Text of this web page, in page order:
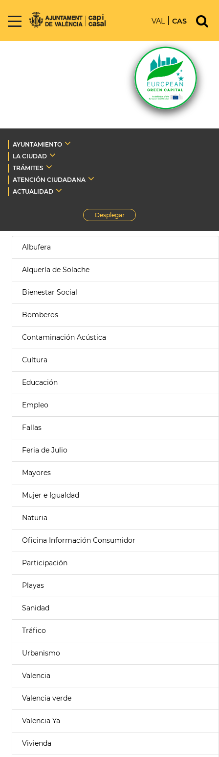
VAL CAS
AYUNTAMIENTO
LA CIUDAD
TRÁMITES
ATENCIÓN CIUDADANA
ACTUALIDAD
Desplegar
Albufera
Alquería de Solache
Bienestar Social
Bomberos
Contaminación Acústica
Cultura
Educación
Empleo
Fallas
Feria de Julio
Mayores
Mujer e Igualdad
Naturia
Oficina Información Consumidor
Participación
Playas
Sanidad
Tráfico
Urbanismo
Valencia
Valencia verde
Valencia Ya
Vivienda